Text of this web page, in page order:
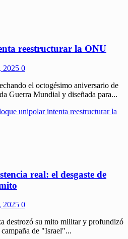
reestructurar la ONU
2025 0
el octogésimo aniversario de
Guerra Mundial y diseñada para...
unipolar intenta reestructurar la
real: el desgaste de
2025 0
destrozó su mito militar y profundizó
de "Israel"...